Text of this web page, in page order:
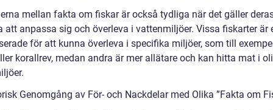
mellan fakta om fiskar är också tydliga när det gäller
att anpassa sig och överleva i vattenmiljöer. Vissa fiskarter är
för att kunna överleva i specifika miljöer, som till
korallrev, medan andra är mer allätare och kan hitta mat i
Genomgång av För- och Nackdelar med Olika ”Fakta om